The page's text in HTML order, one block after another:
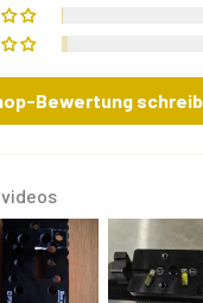
Bewertung